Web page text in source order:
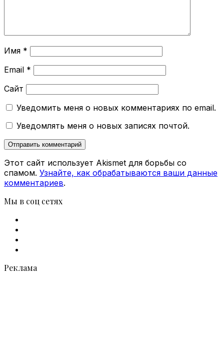
Имя *
Email *
Сайт
Уведомить меня о новых комментариях по email.
Уведомлять меня о новых записях почтой.
Этот сайт использует Akismet для борьбы со
спамом. Узнайте, как обрабатываются ваши данные
комментариев.
Мы в соц сетях
Реклама